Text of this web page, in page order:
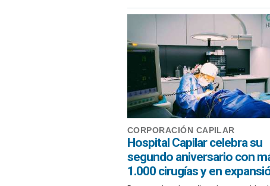
CORPORACIÓN CAPILAR
Hospital Capilar celebra su
segundo aniversario con
1.000 cirugías y en